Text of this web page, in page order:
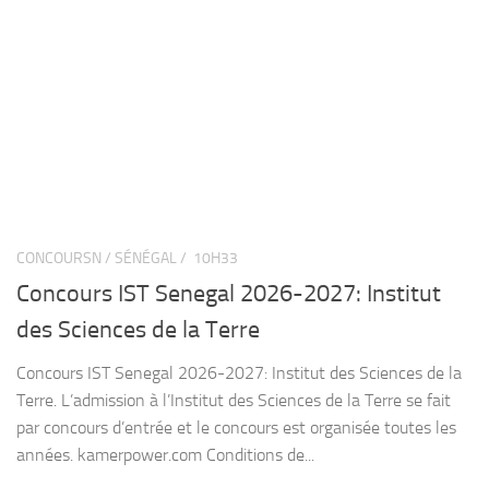
CONCOURSN / SÉNÉGAL / 10H33
Concours IST Senegal 2026-2027: Institut
des Sciences de la Terre
Concours IST Senegal 2026-2027: Institut des Sciences de la
Terre. L’admission à l’Institut des Sciences de la Terre se fait
par concours d’entrée et le concours est organisée toutes les
années. kamerpower.com Conditions de...